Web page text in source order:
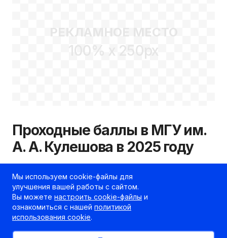
РЕКЛАМНОЕ МЕСТО
100% x 250px
Проходные баллы в МГУ им.
А. А. Кулешова в 2025 году
kudapostupat.by
Шеф-редактор
Мы используем cookie-файлы для
улучшения вашей работы с сайтом.
Вы можете настроить cookie-файлы и
ознакомиться с нашей политикой
использования cookie.